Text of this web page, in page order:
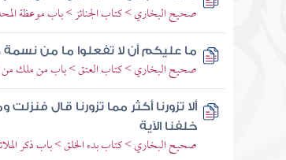
صحيح البخاري > كتاب الجنائز > باب موعظة
ما عليكم أن لا تفعلوا ما من نسمة
صحيح البخاري > كتاب العتق > باب من ملك من
ألا تزورنا أكثر مما تزورنا قال فنزلت
خلفنا الآية
صحيح البخاري > كتاب بدء الخلق > باب ذكر